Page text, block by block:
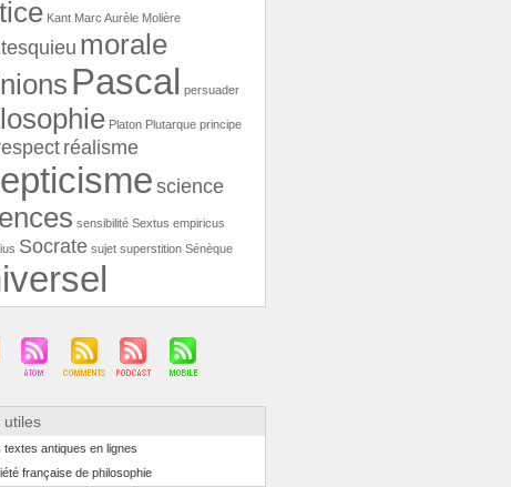
Kant Marc Aurèle Molière
morale
Pascal persuader
Platon Plutarque principe
réalisme
science
sensibilité Sextus empiricus
Socrate sujet superstition Sénèque
utiles
textes antiques en lignes
française de philosophie